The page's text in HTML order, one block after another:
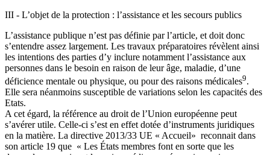
III - L’objet de la protection : l’assistance et les secours publics
L’assistance publique n’est pas définie par l’article, et doit donc
s’entendre assez largement. Les travaux préparatoires révèlent ainsi
les intentions des parties d’y inclure notamment l’assistance aux
personnes dans le besoin en raison de leur âge, maladie, d’une
déficience mentale ou physique, ou pour des raisons médicales9.
Elle sera néanmoins susceptible de variations selon les capacités des
Etats.
A cet égard, la référence au droit de l’Union européenne peut
s’avérer utile. Celle-ci s’est en effet dotée d’instruments juridiques
en la matière. La directive 2013/33 UE « Accueil» reconnait dans
son article 19 que « Les États membres font en sorte que les